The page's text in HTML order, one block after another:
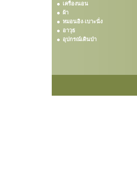
เครื่องนอน
ผ้า
หมอนอิง-เบาะนั่ง
อาวุธ
อุปกรณ์เดินป่า